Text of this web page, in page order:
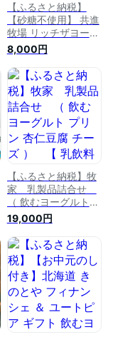
【ふるさと納税】
【砂糖不使用】 共進
牧場 リッチザヨーグ
ルト 400g×6個 ／
ヨーグルト 牛乳 リ
ッチ 乳製品 リッチ
ヨーグルト お取り寄
せ お菓子 洋菓子 健
康 ギフト お中元 贈
答 贈り物 プレゼン
ト お返し 夏ギフト
誕生日 新発売 人気
こども デザート 朝
食
8,000円
【ふるさと納税】牧
家 乳製品詰合せ
（ 飲むヨーグルト
プリン 杏仁豆腐 チ
ーズ ） 【 乳飲料
ドリンク お菓子 加
工食品 乳製品 乳製
品 ギフトセット 美
味しい 】
19,000円